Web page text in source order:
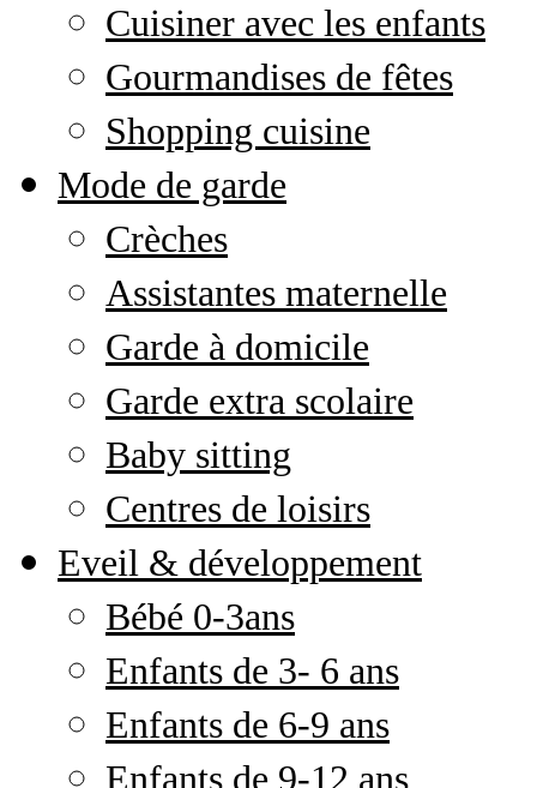
Cuisiner avec les enfants
Gourmandises de fêtes
Shopping cuisine
Mode de garde
Crèches
Assistantes maternelle
Garde à domicile
Garde extra scolaire
Baby sitting
Centres de loisirs
Eveil & développement
Bébé 0-3ans
Enfants de 3- 6 ans
Enfants de 6-9 ans
Enfants de 9-12 ans